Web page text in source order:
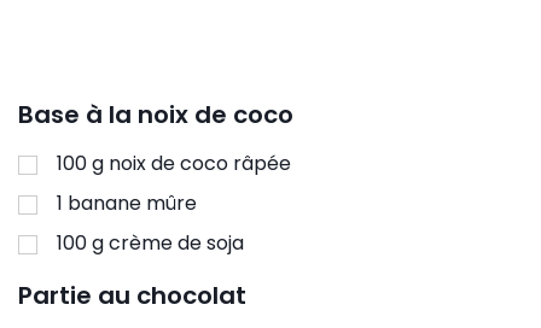
Base à la noix de coco
100g noix de coco râpée
1 banane mûre
100gcrème de soja
Partie au chocolat